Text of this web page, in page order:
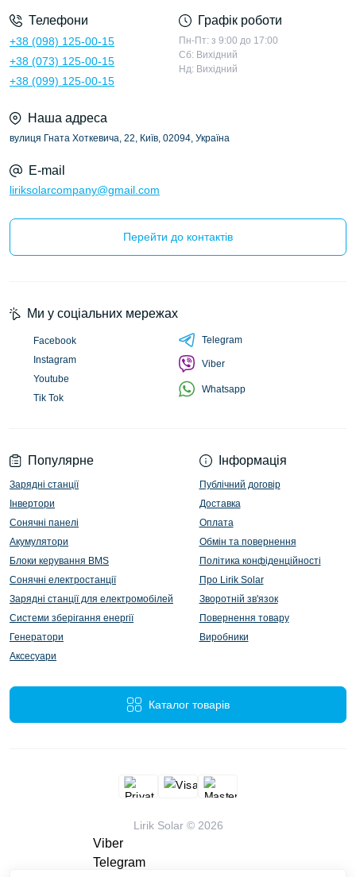
Телефони
+38 (098) 125-00-15
+38 (073) 125-00-15
+38 (099) 125-00-15
Графік роботи
Пн-Пт: з 9:00 до 17:00
Сб: Вихідний
Нд: Вихідний
Наша адреса
вулиця Гната Хоткевича, 22, Київ, 02094, Україна
E-mail
liriksolarcompany@gmail.com
Перейти до контактів
Популярне
Зарядні станції
Інвертори
Сонячні панелі
Акумулятори
Блоки керування BMS
Сонячні електростанції
Зарядні станції для електромобілей
Системи зберігання енергії
Генератори
Аксесуари
Інформація
Публічний договір
Доставка
Оплата
Обмін та повернення
Політика конфіденційності
Про Lirik Solar
Зворотній зв'язок
Повернення товару
Виробники
Каталог товарів
Ми у соціальних мережах
Facebook
Instagram
Youtube
Tik Tok
Telegram
Viber
Whatsapp
Lirik Solar © 2026
Viber
Telegram